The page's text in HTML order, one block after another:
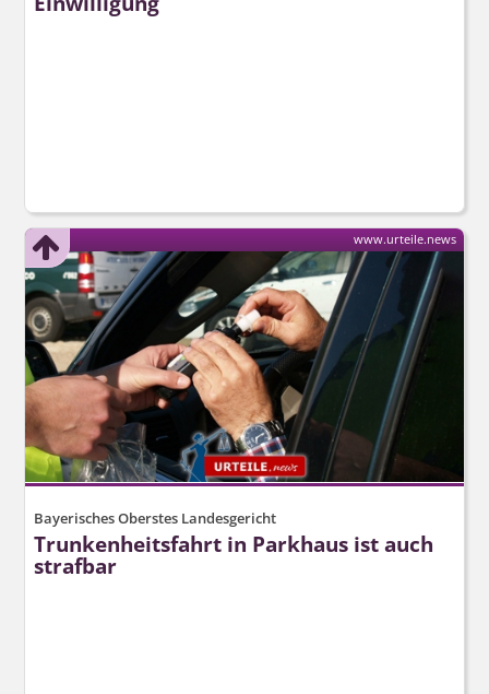
Bayerisches Oberstes Landesgericht
Trunkenheitsfahrt in Parkhaus ist auch
strafbar
www.urteile.news